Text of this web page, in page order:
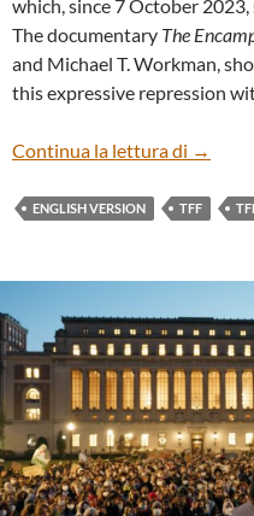
which, since 7 October
The documentary The
and Michael T. Workman,
this expressive repression
Continua la lettura di “THE
→
ENGLISH VERSION TFF